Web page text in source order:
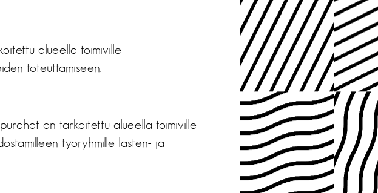
alueella toimiville
toteuttamiseen.
on tarkoitettu alueella toimiville
työryhmille lasten- ja